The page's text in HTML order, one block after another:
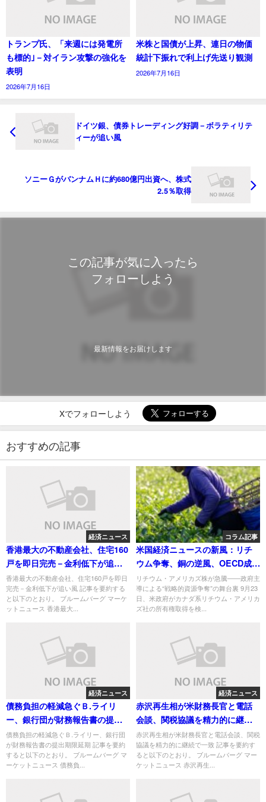
トランプ氏、「来週には発電所
も標的｣－対イラン攻撃の強化を
表明
2026年7月16日
米株と国債が上昇、連日の物価
統計下振れで利上げ先送り観測
2026年7月16日
ドイツ銀、債券トレーディング好調－ボラティリテ
ィーが追い風
ソニーＧがバンナムＨに約680億円出資へ、株式
2.5％取得
この記事が気に入ったら
フォローしよう
最新情報をお届けします
Xでフォローしよう
おすすめの記事
経済ニュース
香港最大の不動産会社、住宅160
戸を即日完売－金利低下が追い
風
香港最大の不動産会社、住宅160戸を即日
完売－金利低下が追い風 記事を要約する
と以下のとおり。 ブルームバーグ マーケ
ットニュース 香港最大...
コラム記事
米国経済ニュースの新風：リチ
ウム争奪、銅の逆風、OECD成長
予測の“知られざる深層”
リチウム・アメリカズ株が急騰――政府主
導による“戦略的資源争奪”の舞台裏 9月23
日、米政府がカナダ系リチウム・アメリカ
ズ社の所有権取得を検...
経済ニュース
債務負担の軽減急ぐＢ.ライリ
ー、銀行団が財務報告書の提出
期限延期
債務負担の軽減急ぐＢ.ライリー、銀行団
が財務報告書の提出期限延期 記事を要約
すると以下のとおり。 ブルームバーグ マ
ーケットニュース 債務負...
経済ニュース
赤沢再生相が米財務長官と電話
会談、関税協議を精力的に継続
で一致
赤沢再生相が米財務長官と電話会談、関税
協議を精力的に継続で一致 記事を要約す
ると以下のとおり。 ブルームバーグ マー
ケットニュース 赤沢再生...